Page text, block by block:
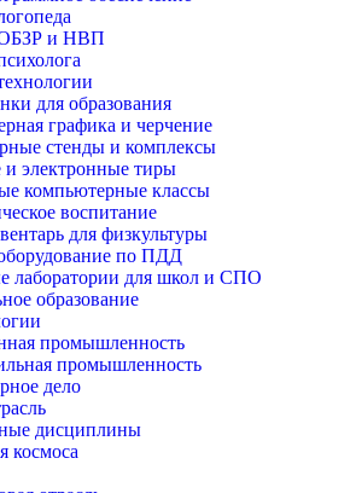
и НВП
для образования
графика и черчение
стенды и комплексы
и электронные тиры
компьютерные классы
воспитание
для физкультуры
по ПДД
лаборатории для школ и СПО
образование
промышленность
промышленность
дело
дисциплины
космоса